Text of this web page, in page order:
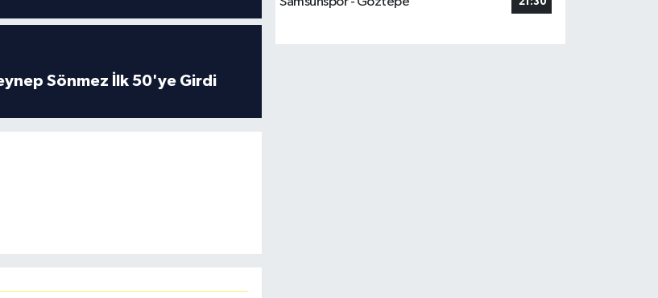
Sönmez İlk 50'ye Girdi